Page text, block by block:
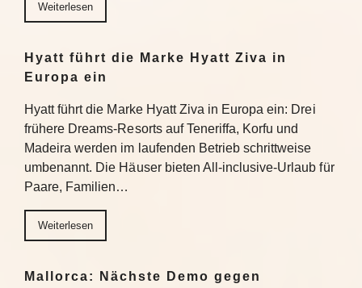
Weiterlesen
Hyatt führt die Marke Hyatt Ziva in
Europa ein
Hyatt führt die Marke Hyatt Ziva in Europa ein: Drei
frühere Dreams-Resorts auf Teneriffa, Korfu und
Madeira werden im laufenden Betrieb schrittweise
umbenannt. Die Häuser bieten All-inclusive-Urlaub für
Paare, Familien…
Weiterlesen
Mallorca: Nächste Demo gegen